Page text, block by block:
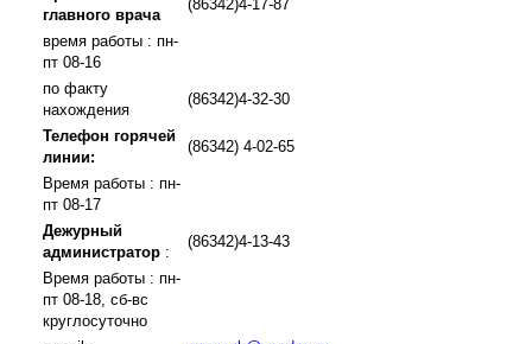
главного врача
(86342)4-17-87
время работы : пн-
пт 08-16
по факту
нахождения
(86342)4-32-30
Телефон горячей
линии:
(86342) 4-02-65
Время работы : пн-
пт 08-17
Дежурный
администратор :
(86342)4-13-43
Время работы : пн-
пт 08-18, сб-вс
круглосуточно